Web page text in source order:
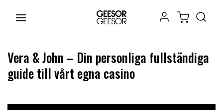
Vera & John – Din personliga fullständiga
guide till vårt egna casino